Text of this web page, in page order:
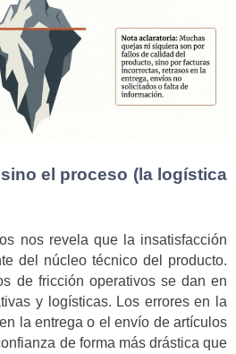
el proceso (la logística
nos revela que la insatisfacción
del núcleo técnico del producto.
de fricción operativos se dan en
y logísticas. Los errores en la
la entrega o el envío de artículos
de forma más drástica que